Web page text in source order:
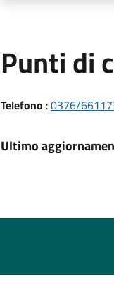
Punti di
Telefono :0376/
Ultimo